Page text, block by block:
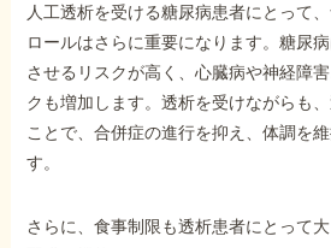
で受給相談を
他社と何が違うの？
人工透析を受ける糖尿病患者にとって
ロールはさらに重要になります。糖尿
させるリスクが高く、心臓病や神経障
クも増加します。透析を受けながらも
ことで、合併症の進行を抑え、体調を
す。
さらに、食事制限も透析患者にとって